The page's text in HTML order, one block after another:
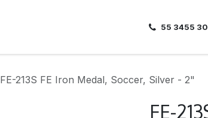
55 3455
FE-213S FE Iron Medal, Soccer, Silver - 2"
FE-